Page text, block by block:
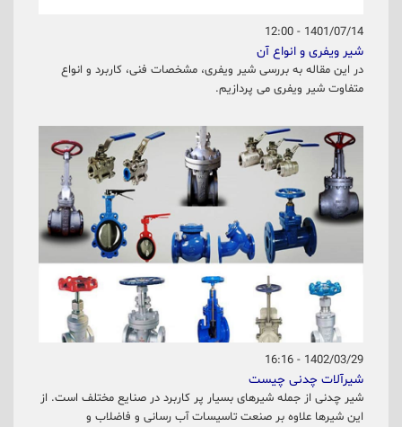
1401/07/14 - 12:00
شیر ویفری و انواع آن
در این مقاله به بررسی شیر ویفری، مشخصات فنی، کاربرد و انواع
متفاوت شیر ویفری می پردازیم.
1402/03/29 - 16:16
شیرآلات چدنی چیست
شیر چدنی از جمله شیرهای بسیار پر کاربرد در صنایع مختلف است. از
این شیرها علاوه بر صنعت تاسیسات آب رسانی و فاضلاب و